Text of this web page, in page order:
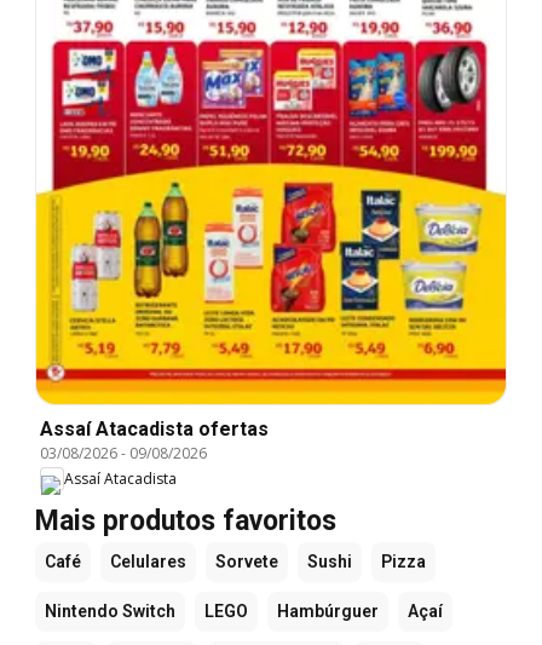
Assaí Atacadista ofertas
03/08/2026- 09/08/2026
Assaí Atacadista
Mais produtos favoritos
Café Celulares Sorvete Sushi Pizza
Nintendo Switch LEGO Hambúrguer Açaí